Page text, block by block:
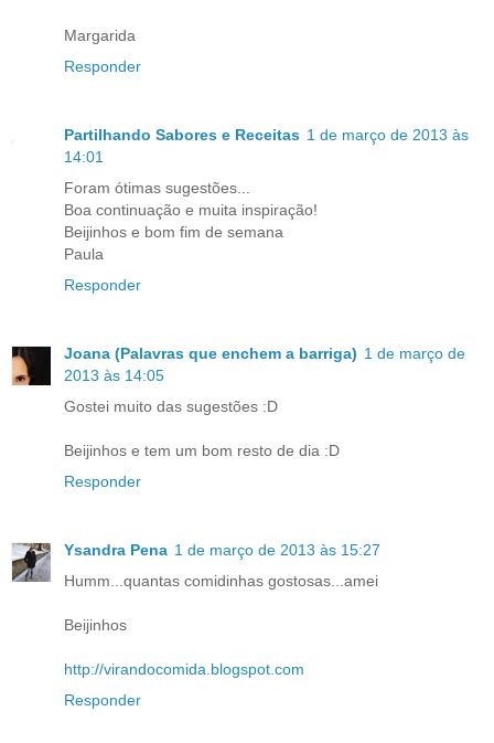
Margarida
Responder
Partilhando Sabores e Receitas 1 de março de 2013 às
14:01
Foram ótimas sugestões...
Boa continuação e muita inspiração!
Beijinhos e bom fim de semana
Paula
Responder
Joana (Palavras que enchem a barriga) 1 de março de
2013 às 14:05
Gostei muito das sugestões :D
Beijinhos e tem um bom resto de dia :D
Responder
Ysandra Pena 1 de março de 2013 às 15:27
Humm...quantas comidinhas gostosas...amei
Beijinhos
http://virandocomida.blogspot.com
Responder